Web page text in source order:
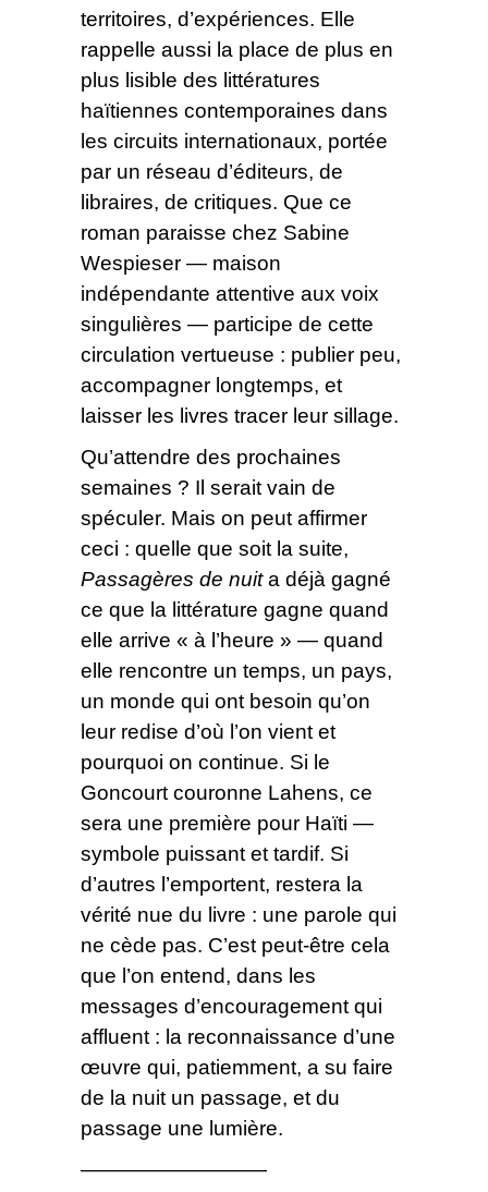
territoires, d’expériences. Elle
rappelle aussi la place de plus en
plus lisible des littératures
haïtiennes contemporaines dans
les circuits internationaux, portée
par un réseau d’éditeurs, de
libraires, de critiques. Que ce
roman paraisse chez Sabine
Wespieser — maison
indépendante attentive aux voix
singulières — participe de cette
circulation vertueuse : publier peu,
accompagner longtemps, et
laisser les livres tracer leur sillage.
Qu’attendre des prochaines
semaines ? Il serait vain de
spéculer. Mais on peut affirmer
ceci : quelle que soit la suite,
Passagères de nuita déjà gagné
ce que la littérature gagne quand
elle arrive « à l’heure » — quand
elle rencontre un temps, un pays,
un monde qui ont besoin qu’on
leur redise d’où l’on vient et
pourquoi on continue. Si le
Goncourt couronne Lahens, ce
sera une première pour Haïti —
symbole puissant et tardif. Si
d’autres l’emportent, restera la
vérité nue du livre : une parole qui
ne cède pas. C’est peut-être cela
que l’on entend, dans les
messages d’encouragement qui
affluent : la reconnaissance d’une
œuvre qui, patiemment, a su faire
de la nuit un passage, et du
passage une lumière.
—————————